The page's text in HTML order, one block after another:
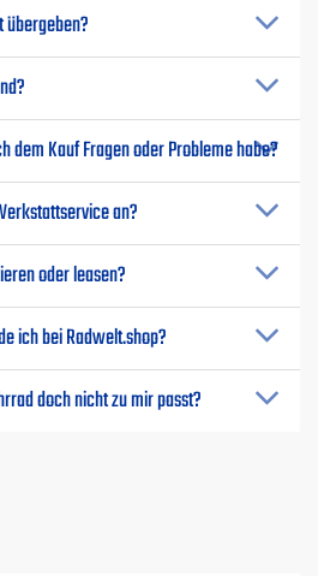
dem Kauf Fragen oder Probleme habe?
an?
oder leasen?
ich bei Radwelt.shop?
doch nicht zu mir passt?